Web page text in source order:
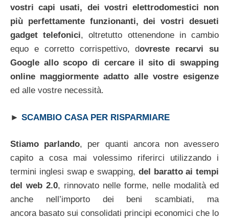
vostri capi usati, dei vostri elettrodomestici non
più perfettamente funzionanti, dei vostri desueti
gadget telefonici, oltretutto ottenendone in cambio
equo e corretto corrispettivo, dovreste recarvi su
Google allo scopo di cercare il sito di swapping
online maggiormente adatto alle vostre esigenze
ed alle vostre necessità.
► SCAMBIO CASA PER RISPARMIARE
Stiamo parlando, per quanti ancora non avessero
capito a cosa mai volessimo riferirci utilizzando i
termini inglesi swap e swapping, del baratto ai tempi
del web 2.0, rinnovato nelle forme, nelle modalità ed
anche nell’importo dei beni scambiati, ma
ancora basato sui consolidati principi economici che lo